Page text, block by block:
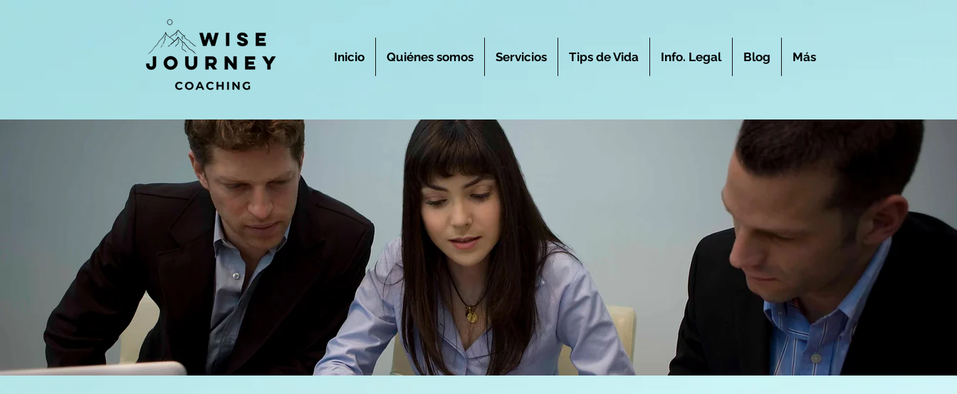
Inicio Quiénes somos Servicios Tips de Vida Info. Legal Blog Más